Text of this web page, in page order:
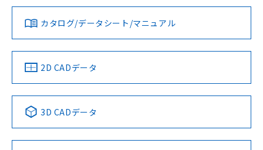
ダウンロードデータをご利用いただく前に、以下を必ずお読
みください。
ソフトウェアの使用条件
対応済み
中国 RoHS 注意事項・凡例
Pb Hg Cd Cr(VI)
LR型式承認
（イギリス
船舶規格）
DNV型式承認
（ノルウェー
BV型式承認
（フランス
KR型式
（韓国
No No No No
この製品の規格認証/適合状況ページへ
その他の認証はこちらのページからご検索ください
カタログ/データシート/マニュアル
2D CADデータ
3D CADデータ